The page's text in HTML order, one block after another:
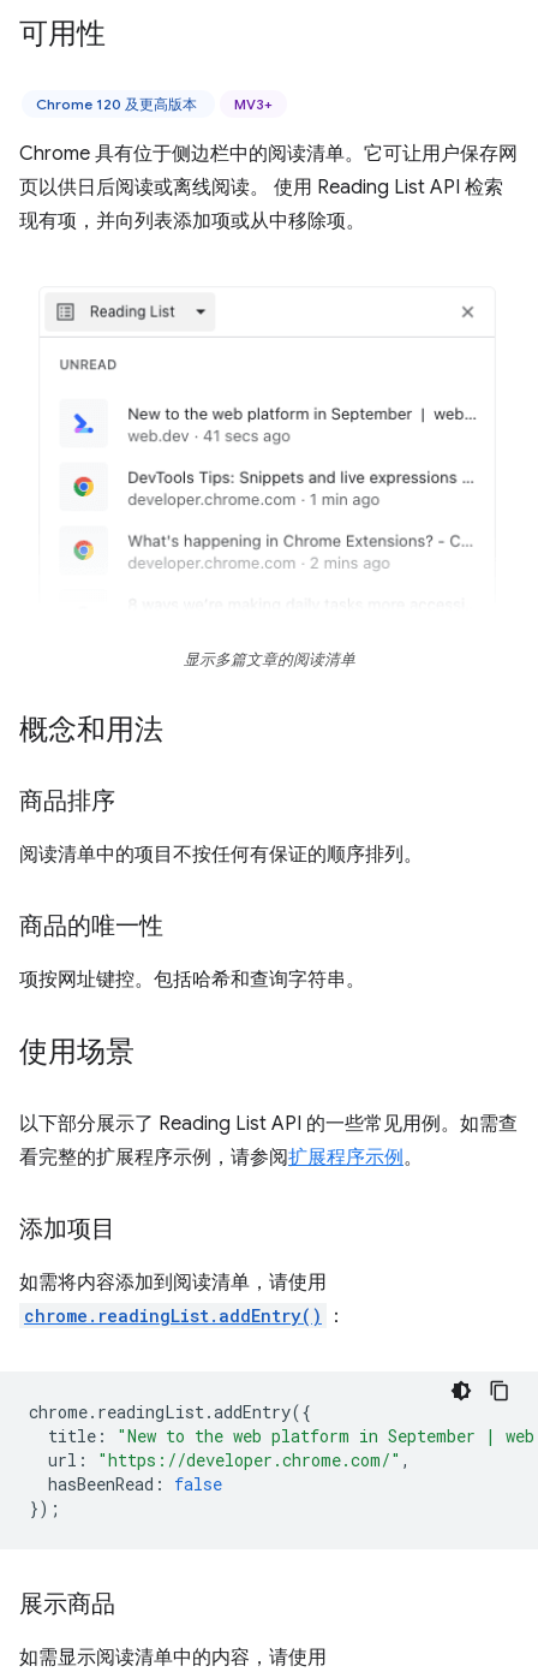
可用性
Chrome 120 及更高版本 MV3+
Chrome 具有位于侧边栏中的阅读清单。它可让用户保存网
页以供日后阅读或离线阅读。 使用 Reading List API 检索
现有项，并向列表添加项或从中移除项。
显示多篇文章的阅读清单
概念和用法
商品排序
阅读清单中的项目不按任何有保证的顺序排列。
商品的唯一性
项按网址键控。包括哈希和查询字符串。
使用场景
以下部分展示了 Reading List API 的一些常见用例。如需查
看完整的扩展程序示例，请参阅扩展程序示例。
添加项目
如需将内容添加到阅读清单，请使用
chrome.readingList.addEntry() ：
chrome. readingList .addEntry({
title :
"New to the web platform in September |
url : "https://developer.chrome.com/" ,
hasBeenRead :
false
});
展示商品
如需显示阅读清单中的内容，请使用